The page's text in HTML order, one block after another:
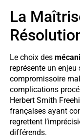
La
Le choix des
représente un
compromissoire
complications
Herbert Smith
françaises ayant
regrettent
différends.